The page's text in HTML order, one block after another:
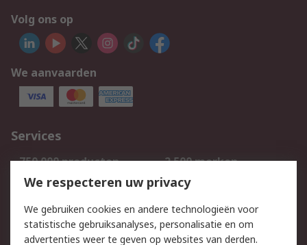
Volg ons op
We aanvaarden
Services
750.000 producten
2.500 merken
Bestellen
Inkoopoplossingen
Track & Trace
We respecteren uw privacy
We gebruiken cookies en andere technologieën voor
statistische gebruiksanalyses, personalisatie en om
advertenties weer te geven op websites van derden.